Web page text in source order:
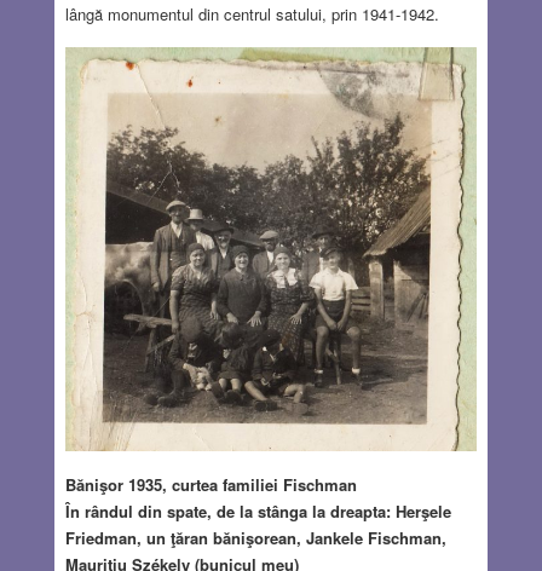
lângă monumentul din centrul satului, prin 1941-1942.
Bănişor 1935, curtea familiei Fischman
În rândul din spate, de la stânga la dreapta: Herşele
Friedman, un ţăran bănişorean, Jankele Fischman,
Mauriţiu Székely (bunicul meu)